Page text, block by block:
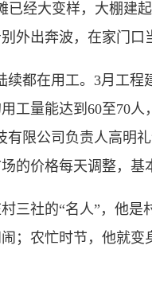
经大变样，大棚建
外出奔波，在家门口
在用工。3月工程
工量能达到60至70
有限公司负责人高明
的价格每天调整，基
社的“名人”，他是
；农忙时节，他就